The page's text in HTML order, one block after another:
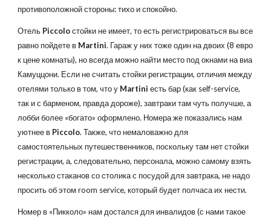
противоположной стороны: тихо и спокойно.
Отель Piccoloстойки не имеет, то есть регистрироваться вы все
равно пойдете в Martini. Гараж у них тоже один на двоих (8 евро
к цене комнаты), но всегда можно найти место под окнами на виа
Камуццони. Если не считать стойки регистрации, отличия между
отелями только в том, что у Martini есть бар (как self-service,
так и с барменом, правда дороже), завтраки там чуть получше, а
лобби более «богато» оформлено. Номера же показались нам
уютнее в Piccolo. Также, что немаловажно для
самостоятельных путешественников, поскольку там нет стойки
регистрации, а, следовательно, персонала, можно самому взять
несколько стаканов со столика с посудой для завтрака, не надо
просить об этом room service, который будет полчаса их нести.
Номер в «Пикколо» нам достался для инвалидов (с нами такое